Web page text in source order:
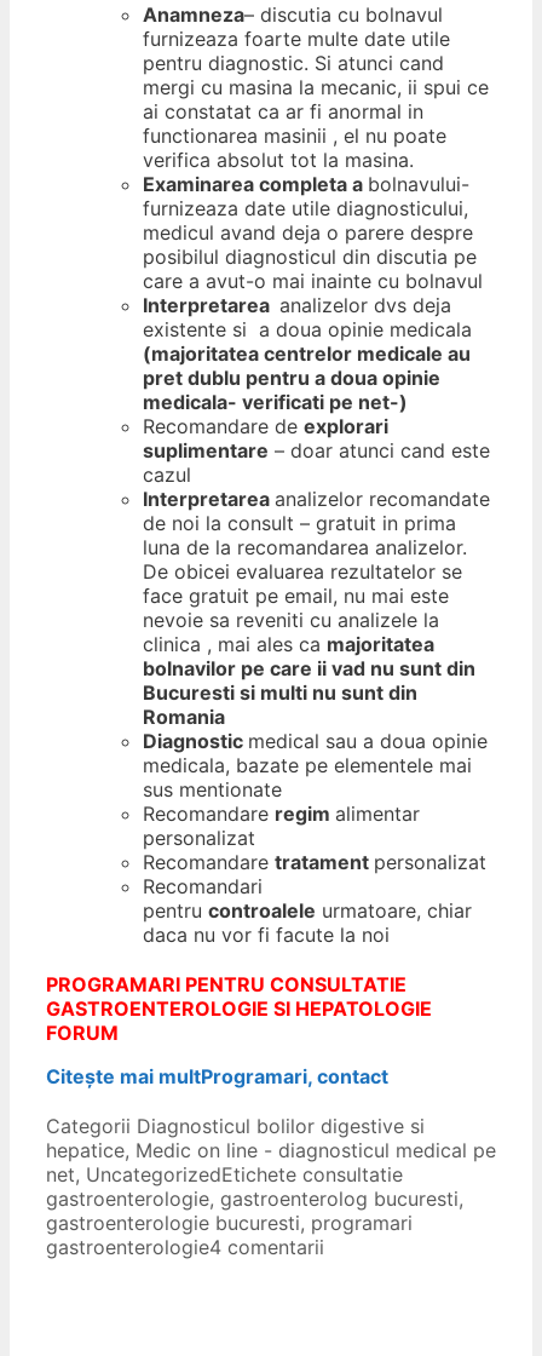
Anamneza– discutia cu bolnavul
furnizeaza foarte multe date utile
pentru diagnostic. Si atunci cand
mergi cu masina la mecanic, ii spui ce
ai constatat ca ar fi anormal in
functionarea masinii , el nu poate
verifica absolut tot la masina.
Examinarea completa a bolnavului-
furnizeaza date utile diagnosticului,
medicul avand deja o parere despre
posibilul diagnosticul din discutia pe
care a avut-o mai inainte cu bolnavul
Interpretarea analizelor dvs deja
existente si a doua opinie medicala
(majoritatea centrelor medicale au
pret dublu pentru a doua opinie
medicala- verificati pe net-)
Recomandare de explorari
suplimentare – doar atunci cand este
cazul
Interpretarea analizelor recomandate
de noi la consult – gratuit in prima
luna de la recomandarea analizelor.
De obicei evaluarea rezultatelor se
face gratuit pe email, nu mai este
nevoie sa reveniti cu analizele la
clinica , mai ales ca majoritatea
bolnavilor pe care ii vad nu sunt din
Bucuresti si multi nu sunt din
Romania
Diagnostic medical sau a doua opinie
medicala, bazate pe elementele mai
sus mentionate
Recomandare regim alimentar
personalizat
Recomandare tratament personalizat
Recomandari
pentru controalele urmatoare, chiar
daca nu vor fi facute la noi
PROGRAMARI PENTRU CONSULTATIE
GASTROENTEROLOGIE SI HEPATOLOGIE
FORUM
Citește mai multProgramari, contact
Categorii Diagnosticul bolilor digestive si
hepatice, Medic on line - diagnosticul medical pe
net, UncategorizedEtichete consultatie
gastroenterologie, gastroenterolog bucuresti,
gastroenterologie bucuresti, programari
gastroenterologie4 comentarii